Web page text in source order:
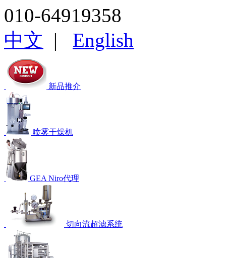
010-64919358
中文 | English
新品推介
喷雾干燥机
GEA Niro代理
切向流超滤系统